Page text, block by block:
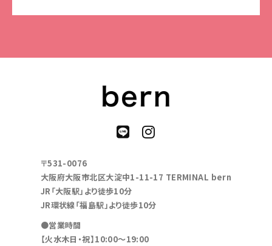
〒531-0076
大阪府大阪市北区大淀中1-11-17 TERMINAL bern
JR「大阪駅」より徒歩10分
JR環状線「福島駅」より徒歩10分
●営業時間
【火水木日・祝】10:00～19:00